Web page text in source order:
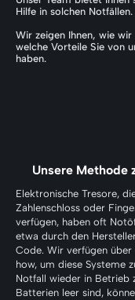
Hilfe in solchen Notfällen.
Wir zeigen Ihnen, wie
welche Vorteile Sie von
haben.
Unsere Methode
Elektronische Tresore,
Zahlenschloss oder
verfügen, haben oft
etwa durch den
Code. Wir verfügen
how, um diese Systeme
Notfall wieder in Betrieb
Batterien leer sind,